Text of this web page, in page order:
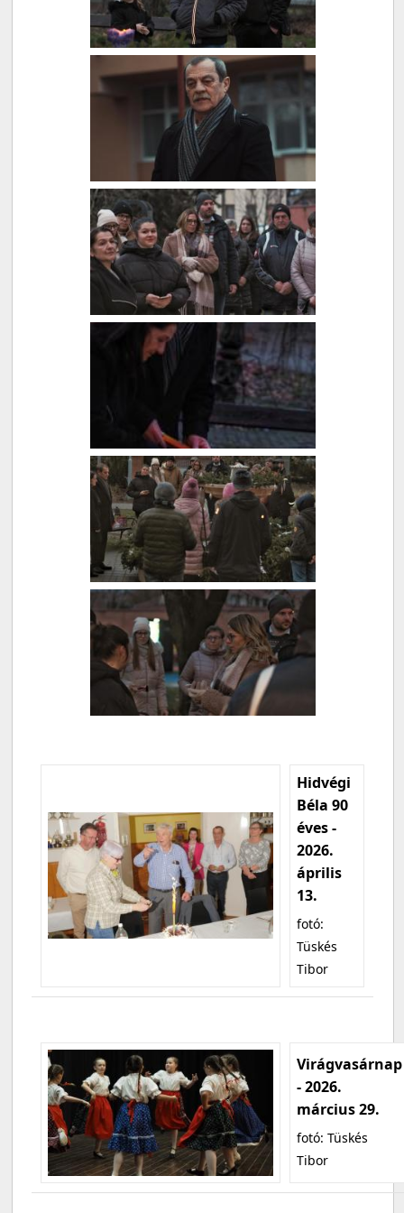
Hidvégi
Béla 90
éves -
2026.
április
13.
fotó:
Tüskés
Tibor
Virágvasárnap
- 2026.
március 29.
fotó: Tüskés
Tibor